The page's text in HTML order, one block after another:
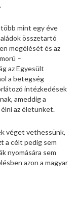
több mint egy éve
összetartó
megélését és az
–
az Egyesült
a betegség
intézkedések
ameddig a
az életünket.
véget vethessünk,
a célt pedig sem
nyomására sem
azon a magyar